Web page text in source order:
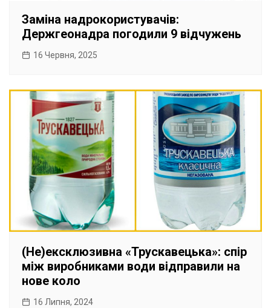
Заміна надрокористувачів:
Держгеонадра погодили 9 відчужень
16 Червня, 2025
(Не)ексклюзивна «Трускавецька»: спір
між виробниками води відправили на
нове коло
16 Липня, 2024